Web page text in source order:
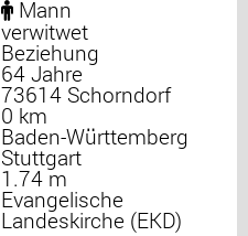
Mann
verwitwet
Beziehung
64 Jahre
73614 Schorndorf
0 km
Baden-Württemberg
Stuttgart
1.74 m
Evangelische
Landeskirche (EKD)